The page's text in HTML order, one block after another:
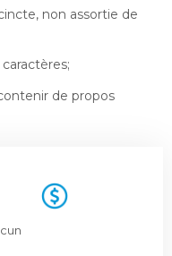
Longueuil
Longueuil
non assortie de
de propos